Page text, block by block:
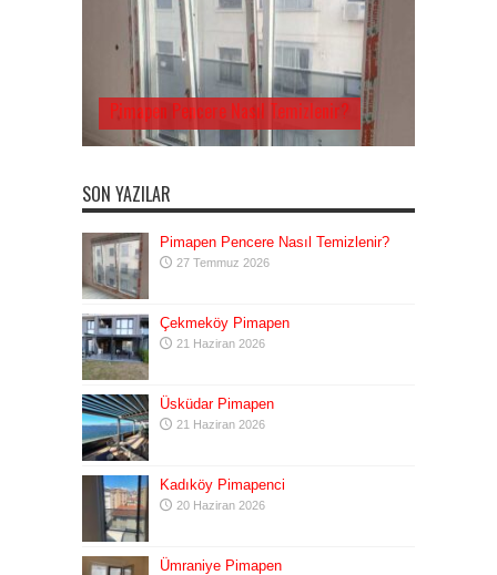
Pimapen Pencere Nasıl Temizlenir?
SON YAZILAR
Pimapen Pencere Nasıl Temizlenir?
27 Temmuz 2026
Çekmeköy Pimapen
21 Haziran 2026
Üsküdar Pimapen
21 Haziran 2026
Kadıköy Pimapenci
20 Haziran 2026
Ümraniye Pimapen